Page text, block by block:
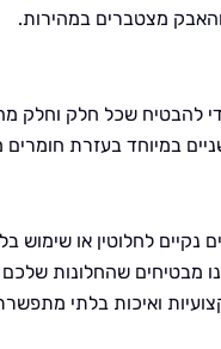
מצטברים במהירות.
להבטיח שכל חלק וחלק
במיוחד בעזרת חומרים
לחלוטין או שימוש
שהחלונות שלכם
ואיכות בלתי